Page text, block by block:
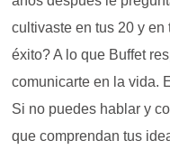
cultivaste en tus 20 y
éxito? A lo que Buffet
comunicarte en la vida.
Si no puedes hablar y
que comprendan tus